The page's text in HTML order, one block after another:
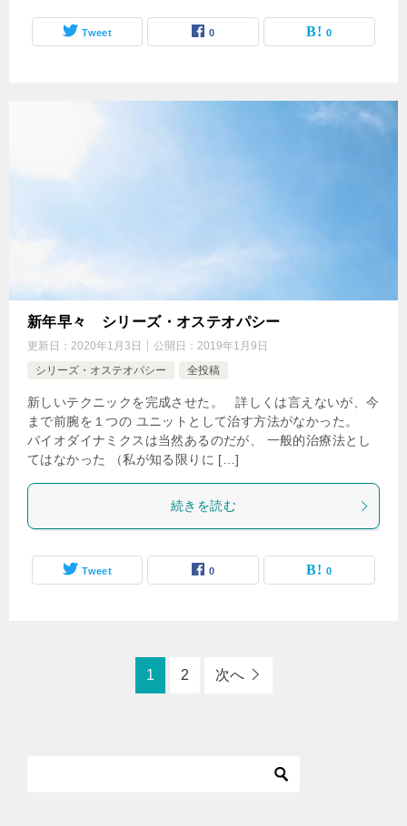
Tweet 0 0
新年早々 シリーズ・オステオパシー
更新日： 2020年1月3日 公開日： 2019年1月9日
シリーズ・オステオパシー
全投稿
新しいテクニックを完成させた。 詳しくは言えないが、今
まで前腕を１つの ユニットとして治す方法がなかった。
バイオダイナミクスは当然あるのだが、 一般的治療法とし
てはなかった （私が知る限りに […]
続きを読む
Tweet 0 0
1 2 次へ